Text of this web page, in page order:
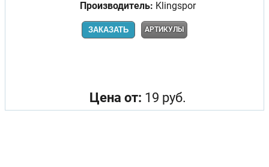
Производитель: Klingspor
ЗАКАЗАТЬ АРТИКУЛЫ
Цена от: 19 руб.